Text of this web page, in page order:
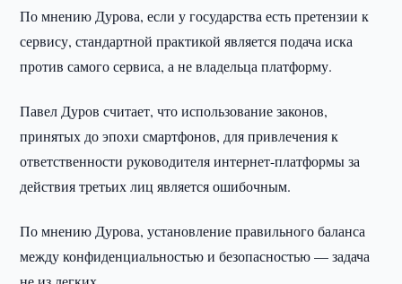
По мнению Дурова, если у государства есть претензии к
сервису, стандартной практикой является подача иска
против самого сервиса, а не владельца платформу.
Павел Дуров считает, что использование законов,
принятых до эпохи смартфонов, для привлечения к
ответственности руководителя интернет-платформы за
действия третьих лиц является ошибочным.
По мнению Дурова, установление правильного баланса
между конфиденциальностью и безопасностью — задача